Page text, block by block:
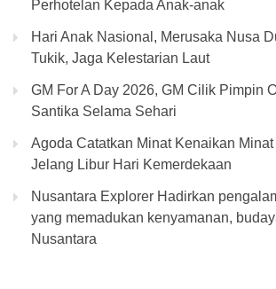
Perhotelan Kepada Anak-anak
Hari Anak Nasional, Merusaka Nusa
Tukik, Jaga Kelestarian Laut
GM For A Day 2026, GM Cilik Pimpin
Santika Selama Sehari
Agoda Catatkan Minat Kenaikan
Jelang Libur Hari Kemerdekaan
Nusantara Explorer Hadirkan
yang memadukan kenyamanan,
Nusantara